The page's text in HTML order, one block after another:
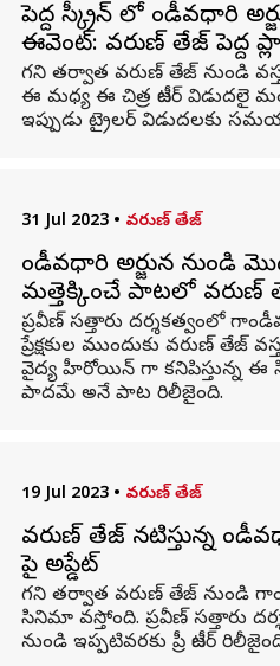
పెద్ద స్క్రీన్ లో గాండీవధారి
ఈవెంట్: వరుణ్ తేజ్ పెద్దగా
గని తర్వాత వరుణ్ తేజ్ నుండి
ఈ మధ్య ఈ చిత్ర టీజర్ విడుదలై
ఇప్పుడు ట్రైలర్ విడుదలకు
31 Jul 2023 • వరుణ్ తేజ్
గాండీవధారి అర్జున నుండి
మత్తెక్కించే పాటలో వరుణ్
ప్రవీణ్ సత్తారు దర్శకత్వంలో
ప్రేక్షకుల ముందుకు వరుణ్ తేజ్
వైద్య హీరోయిన్ గా కనిపిస్తున్న
పాదమే అనే పాట రిలీజైంది.
19 Jul 2023 • వరుణ్ తేజ్
వరుణ్ తేజ్ నటిస్తున్న
పై అప్డేట్
గని తర్వాత వరుణ్ తేజ్ నుండి
సినిమా వస్తోంది. ప్రవీణ్ సత్తారు
నుండి ఇప్పటివరకు ప్రీ టీజర్